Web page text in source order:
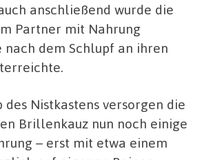
anschließend wurde die
Partner mit Nahrung
nach dem Schlupf an ihren
Nistkastens versorgen die
Brillenkauz nun noch einige
– erst mit etwa einem